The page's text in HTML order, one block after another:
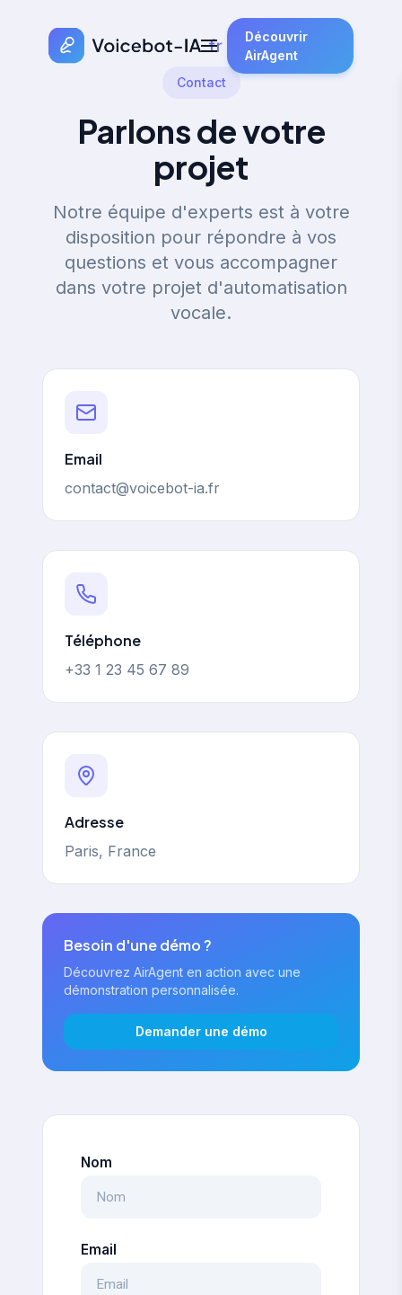
Découvrir
AirAgent
Contact
Parlons de votre
projet
Notre équipe d'experts est à votre
disposition pour répondre à vos
questions et vous accompagner
dans votre projet d'automatisation
vocale.
Email
contact@voicebot-ia.fr
Téléphone
+33 1 23 45 67 89
Adresse
Paris, France
Besoin d'une démo ?
Découvrez AirAgent en action avec une
démonstration personnalisée.
Demander une démo
Nom
Email